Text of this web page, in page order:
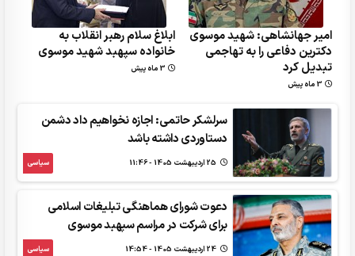
امیر جهانشاهی: شهید موسوی
دکترین دفاعی را به تهاجمی
تبدیل کرد
3 ماه پیش
ابلاغ سلام رهبر انقلاب به
خانواده سپهبد شهید موسوی
3 ماه پیش
سرلشکر حاتمی: اجازه نخواهیم داد دشمن
دستاوردی داشته باشد
سیاسی
دعوت شورای هماهنگی تبلیغات اسلامی
برای شرکت در مراسم سپهبد موسوی
سیاسی